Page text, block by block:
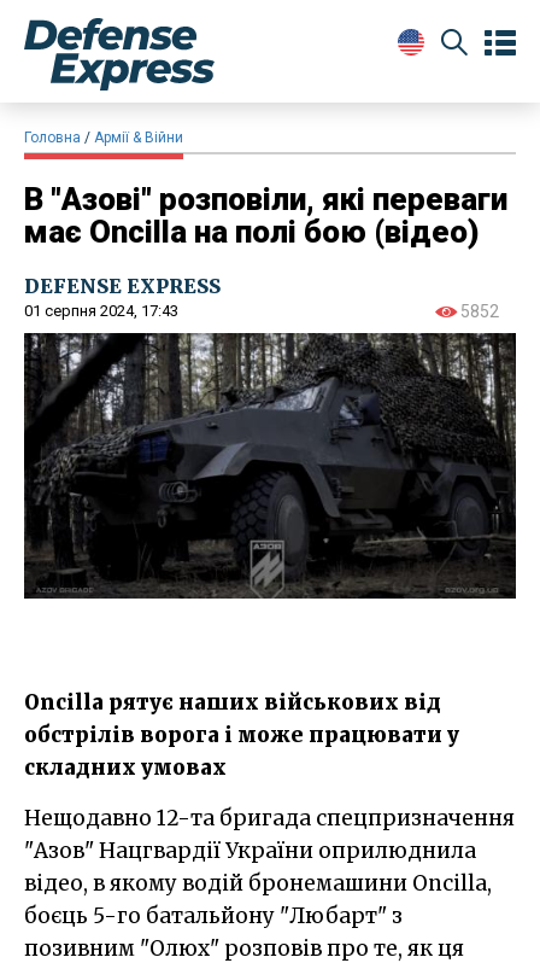
Головна Армії & Війни
В "Азові" розповіли, які переваги
має Oncilla на полі бою (відео)
DEFENSE EXPRESS
01 серпня 2024, 17:43 5852
Oncilla рятує наших військових від
обстрілів ворога і може працювати у
складних умовах
Нещодавно 12-та бригада спецпризначення
"Азов" Нацгвардії України оприлюднила
відео, в якому водій бронемашини Oncilla,
боєць 5-го батальйону "Любарт" з
позивним "Олюх" розповів про те, як ця